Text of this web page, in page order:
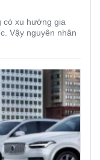
có xu hướng gia
Vậy nguyên nhân